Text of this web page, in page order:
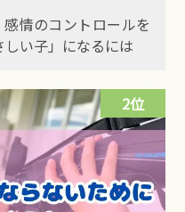
情のコントロールを
い子」になるには
2位